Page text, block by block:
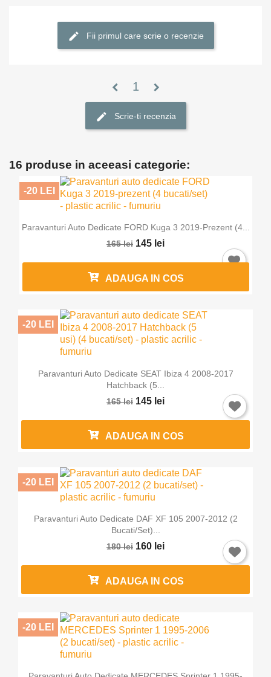
Fii primul care scrie o recenzie
chevron_left 1 chevron_right
Scrie-ti recenzia
16 produse in aceeasi categorie:
Paravanturi Auto Dedicate FORD Kuga 3 2019-Prezent (4...
165 lei 145 lei
-20 LEI
ADAUGA IN COS
Paravanturi Auto Dedicate SEAT Ibiza 4 2008-2017
Hatchback (5...
165 lei 145 lei
-20 LEI
ADAUGA IN COS
Paravanturi Auto Dedicate DAF XF 105 2007-2012 (2
Bucati/set)...
180 lei 160 lei
-20 LEI
ADAUGA IN COS
-20 LEI
Intra in cont
Trebuie sa fi logat in contul de client pentru a salva